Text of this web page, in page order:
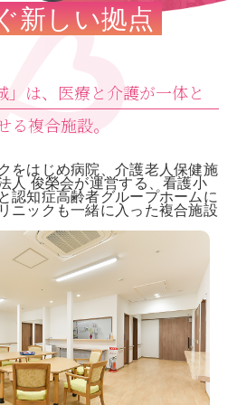
新しい拠点
は、 医療と介護が一体と
る複合施設。
をはじめ病院、介護老人保健施
人 俊榮会が運営する、看護小
認知症高齢者グループホームに
ニックも一緒に入った複合施設